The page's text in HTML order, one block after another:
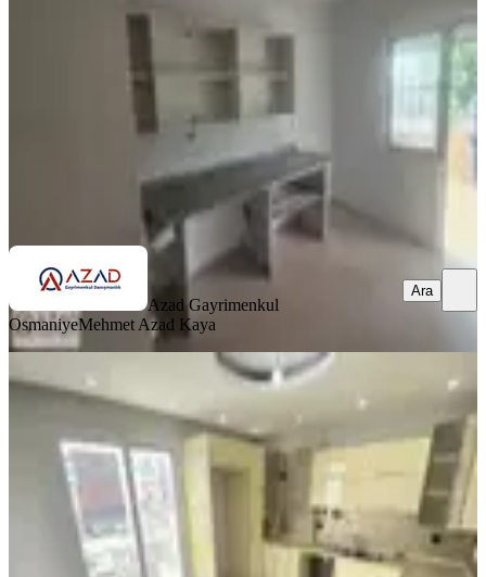
125 m² 29.06.2026
3.250.000 ₺
Azad Gayrimenkul Osmaniye Mehmet Azad Kaya
Azad Gayrimenkul
OsmaniyeMehmet Azad Kaya
Ara
Azad-esenevler Mah. Salı Pazarı
Civarı Satılık Dubleks Daire
Merkez, Esenevler Mahallesi
4+1
·
3.700.000 ₺